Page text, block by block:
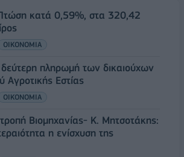
Πτώση κατά 0,59%, στα 320,42
ΟΙΚΟΝΟΜΙΑ
πληρωμή των δικαιούχων
Αγροτικής Εστίας
ΟΙΚΟΝΟΜΙΑ
Βιομηχανίας- Κ. Μητσοτάκης:
η ενίσχυση της